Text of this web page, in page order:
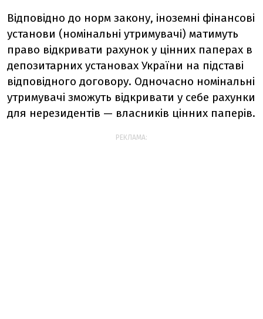
Відповідно до норм закону, іноземні фінансові
установи (номінальні утримувачі) матимуть
право відкривати рахунок у цінних паперах в
депозитарних установах України на підставі
відповідного договору. Одночасно номінальні
утримувачі зможуть відкривати у себе рахунки
для нерезидентів — власників цінних паперів.
РЕКЛАМА: